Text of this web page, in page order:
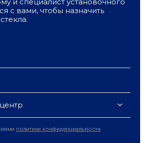
с вами, чтобы назначить
политики конфиденциальности